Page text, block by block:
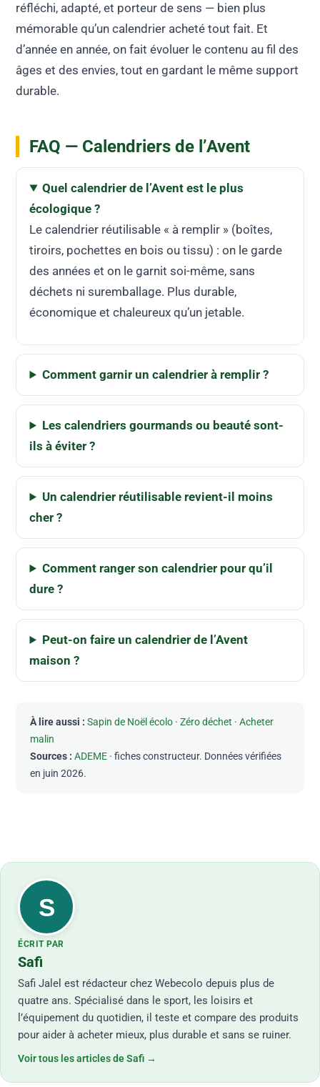
réfléchi, adapté, et porteur de sens — bien plus
mémorable qu’un calendrier acheté tout fait. Et
d’année en année, on fait évoluer le contenu au fil des
âges et des envies, tout en gardant le même support
durable.
FAQ — Calendriers de l’Avent
Quel calendrier de l’Avent est le plus
écologique ?
Le calendrier réutilisable « à remplir » (boîtes,
tiroirs, pochettes en bois ou tissu) : on le garde
des années et on le garnit soi-même, sans
déchets ni suremballage. Plus durable,
économique et chaleureux qu’un jetable.
Comment garnir un calendrier à remplir ?
Les calendriers gourmands ou beauté sont-
ils à éviter ?
Un calendrier réutilisable revient-il moins
cher ?
Comment ranger son calendrier pour qu’il
dure ?
Peut-on faire un calendrier de l’Avent
maison ?
À lire aussi : Sapin de Noël écolo ·Zéro déchet ·Acheter
malin
Sources : ADEME · fiches constructeur. Données vérifiées
en juin 2026.
S
ÉCRIT PAR
Safi
Safi Jalel est rédacteur chez Webecolo depuis plus de
quatre ans. Spécialisé dans le sport, les loisirs et
l’équipement du quotidien, il teste et compare des produits
pour aider à acheter mieux, plus durable et sans se ruiner.
Voir tous les articles de Safi →